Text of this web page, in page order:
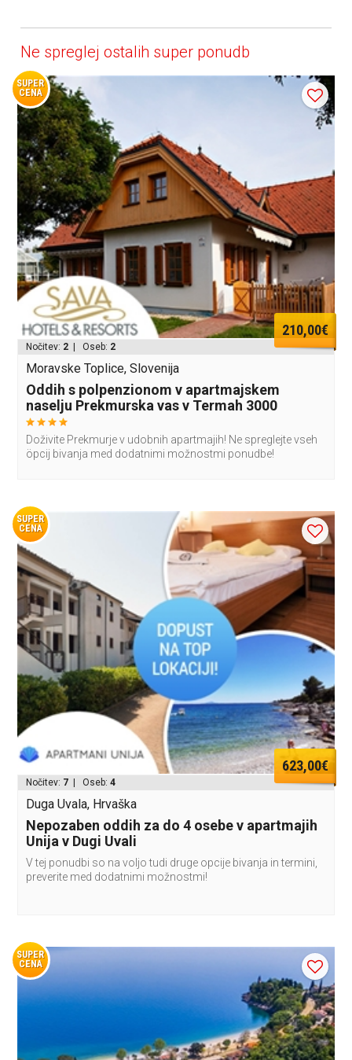
Ne spreglej ostalih super ponudb
SUPER
CENA
210,00€
Nočitev: 2 | Oseb: 2
Moravske Toplice, Slovenija
Oddih s polpenzionom v apartmajskem
naselju Prekmurska vas v Termah 3000
Doživite Prekmurje v udobnih apartmajih! Ne spreglejte vseh
öpcij bivanja med dodatnimi možnostmi ponudbe!
SUPER
CENA
623,00€
Nočitev: 7 | Oseb:4
Duga Uvala, Hrvaška
Nepozaben oddih za do 4 osebe v apartmajih
Unija v Dugi Uvali
V tej ponudbi so na voljo tudi druge opcije bivanja in termini,
preverite med dodatnimi možnostmi!
SUPER
CENA